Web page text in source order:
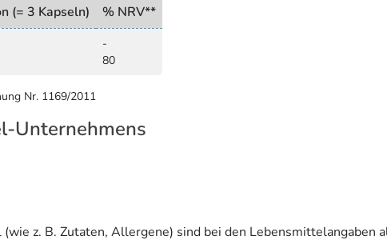
(= 3 Kapseln) % NRV**
-
80
Nr. 1169/2011
Unternehmens
z. B. Zutaten, Allergene) sind bei den Lebensmittelangaben